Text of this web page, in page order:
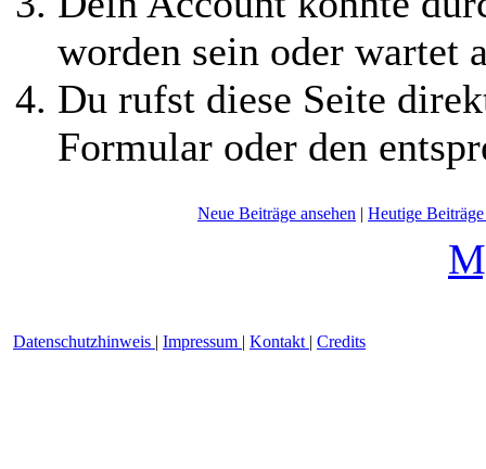
worden sein oder wartet
Du rufst diese Seite
Formular oder den
Neue Beiträge ansehen | Heutige Beiträge
Datenschutzhinweis | Impressum | Kontakt | Credits